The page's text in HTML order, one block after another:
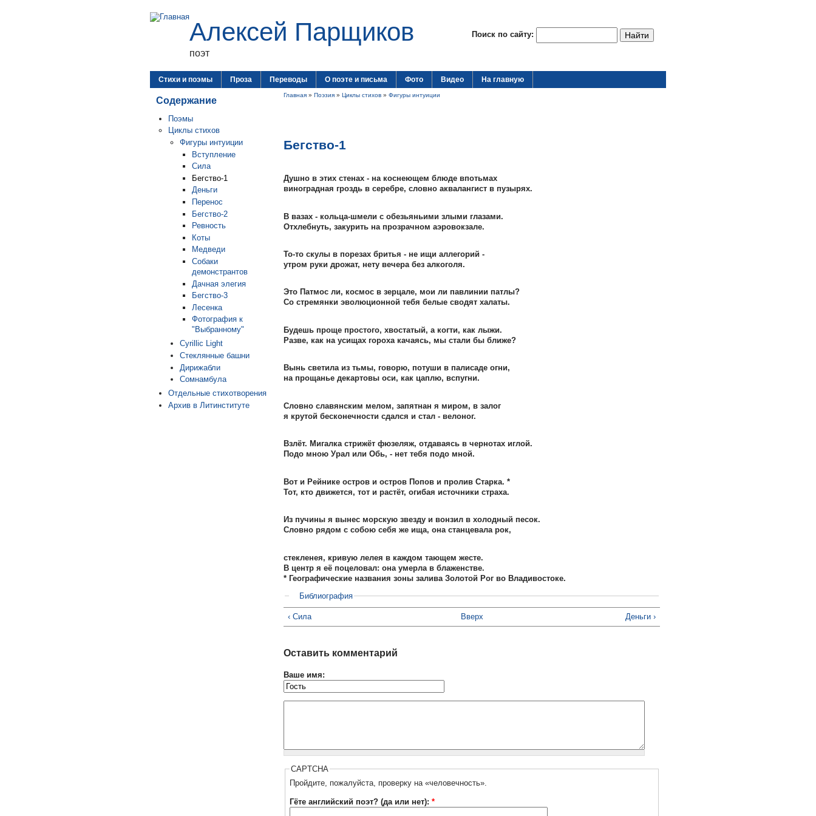
Поиск по сайту:
Алексей Парщиков
поэт
Стихи и поэмы Проза Переводы О поэте и письма Фото Видео На главную
Содержание
Поэмы
Циклы стихов
Фигуры интуиции
Вступление
Сила
Бегство-1
Деньги
Перенос
Бегство-2
Ревность
Коты
Медведи
Собаки
демонстрантов
Дачная элегия
Бегство-3
Лесенка
Фотография к
"Выбранному"
Cyrillic Light
Стеклянные башни
Дирижабли
Сомнамбула
Отдельные стихотворения
Архив в Литинституте
Главная » Поэзия » Циклы стихов » Фигуры интуиции
Бегство-1
Душно в этих стенах - на коснеющем блюде впотьмах
виноградная гроздь в серебре, словно аквалангист в пузырях.
В вазах - кольца-шмели с обезьяньими злыми глазами.
Отхлебнуть, закурить на прозрачном аэровокзале.
То-то скулы в порезах бритья - не ищи аллегорий -
утром руки дрожат, нету вечера без алкоголя.
Это Патмос ли, космос в зерцале, мои ли павлинии патлы?
Со стремянки эволюционной тебя белые сводят халаты.
Будешь проще простого, хвостатый, а когти, как лыжи.
Разве, как на усищах гороха качаясь, мы стали бы ближе?
Вынь светила из тьмы, говорю, потуши в палисаде огни,
на прощанье декартовы оси, как цаплю, вспугни.
Словно славянским мелом, запятнан я миром, в залог
я крутой бесконечности сдался и стал - велоног.
Взлёт. Мигалка стрижёт фюзеляж, отдаваясь в чернотах иглой.
Подо мною Урал или Обь, - нет тебя подо мной.
Вот и Рейнике остров и остров Попов и пролив Старка. *
Тот, кто движется, тот и растёт, огибая источники страха.
Из пучины я вынес морскую звезду и вонзил в холодный песок.
Словно рядом с собою себя же ища, она станцевала рок,
стекленея, кривую лелея в каждом тающем жесте.
В центр я её поцеловал: она умерла в блаженстве.
* Географические названия зоны залива Золотой Рог во Владивостоке.
Библиография
‹ Сила Вверх Деньги ›
Оставить комментарий
Ваше имя:
CAPTCHA
Пройдите, пожалуйста, проверку на «человечность».
Гёте английский поэт? (да или нет): *